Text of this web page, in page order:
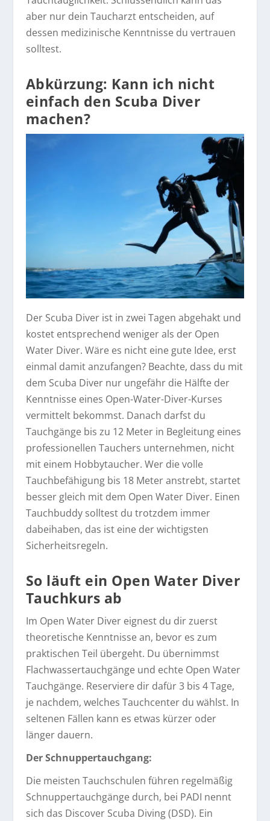
aber nur dein Taucharzt entscheiden, auf
dessen medizinische Kenntnisse du vertrauen
solltest.
Abkürzung: Kann ich nicht
einfach den Scuba Diver
machen?
Der Scuba Diver ist in zwei Tagen abgehakt und
kostet entsprechend weniger als der Open
Water Diver. Wäre es nicht eine gute Idee, erst
einmal damit anzufangen? Beachte, dass du mit
dem Scuba Diver nur ungefähr die Hälfte der
Kenntnisse eines Open-Water-Diver-Kurses
vermittelt bekommst. Danach darfst du
Tauchgänge bis zu 12 Meter in Begleitung eines
professionellen Tauchers unternehmen, nicht
mit einem Hobbytaucher. Wer die volle
Tauchbefähigung bis 18 Meter anstrebt, startet
besser gleich mit dem Open Water Diver. Einen
Tauchbuddy solltest du trotzdem immer
dabeihaben, das ist eine der wichtigsten
Sicherheitsregeln.
So läuft ein Open Water Diver
Tauchkurs ab
Im Open Water Diver eignest du dir zuerst
theoretische Kenntnisse an, bevor es zum
praktischen Teil übergeht. Du übernimmst
Flachwassertauchgänge und echte Open Water
Tauchgänge. Reserviere dir dafür 3 bis 4 Tage,
je nachdem, welches Tauchcenter du wählst. In
seltenen Fällen kann es etwas kürzer oder
länger dauern.
Der Schnuppertauchgang:
Die meisten Tauchschulen führen regelmäßig
Schnuppertauchgänge durch, bei PADI nennt
sich das Discover Scuba Diving (DSD). Ein